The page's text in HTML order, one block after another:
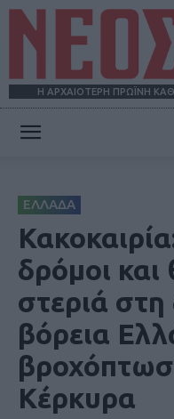
Η ΑΡΧΑΙΟΤΕΡΗ ΠΡΩΪΝΗ
ΕΛΛΑΔΑ
δρόμοι
στεριά στη
βόρεια
Κέρκυρα